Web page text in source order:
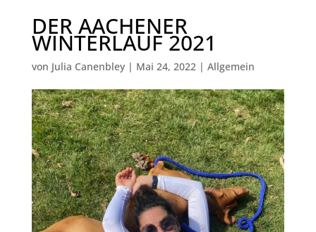
DER AACHENER
WINTERLAUF 2021
von Julia Canenbley| Mai 24, 2022| Allgemein